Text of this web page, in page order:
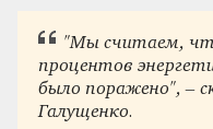
"Мы считаем,
процентов
было поражено", –
Галущенко.